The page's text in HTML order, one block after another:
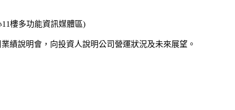
樓多功能資訊媒體區)
績說明會，向投資人說明公司營運狀況及未來展望。